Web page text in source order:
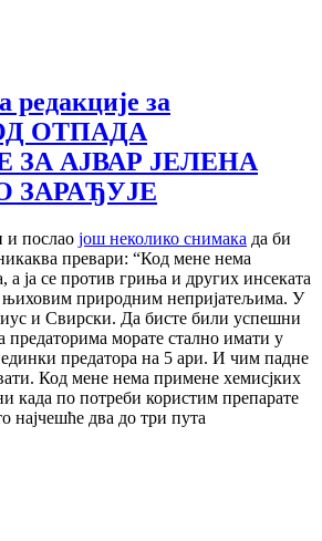
редакције за
ОТПАДА
ЗА АЈВАР ЈЕЛЕНА
ЗАРАЂУЈЕ
и послао још неколико снимака да би
превари: “Код мене нема
ја се против гриња и других инсеката
њиховим природним непријатељима. У
и Свирски. Да бисте били успешни
предаторима морате стално имати у
предатора на 5 ари. И чим падне
Код мене нема примене хемисјких
када по потреби користим препарате
најчешће два до три пута